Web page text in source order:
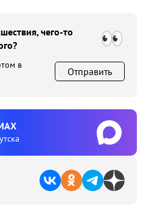
чего-то
в
Отправить